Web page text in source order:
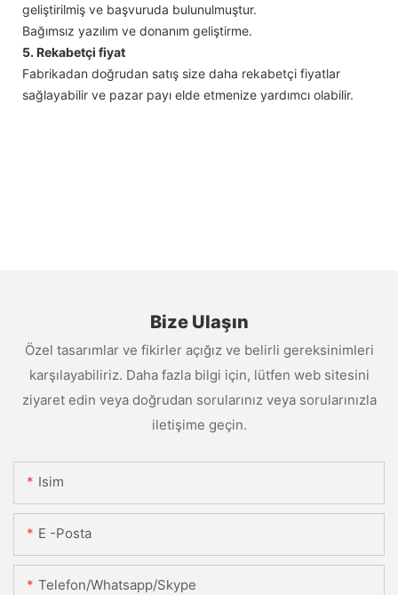
geliştirilmiş ve başvuruda bulunulmuştur.
Bağımsız yazılım ve donanım geliştirme.
5. Rekabetçi fiyat
Fabrikadan doğrudan satış size daha rekabetçi fiyatlar
sağlayabilir ve pazar payı elde etmenize yardımcı olabilir.
Bize Ulaşın
Özel tasarımlar ve fikirler açığız ve belirli gereksinimleri
karşılayabiliriz. Daha fazla bilgi için, lütfen web sitesini
ziyaret edin veya doğrudan sorularınız veya sorularınızla
iletişime geçin.
Isim
E -posta
Telefon/Whatsapp/Skype